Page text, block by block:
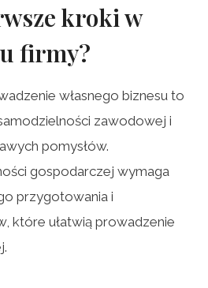
kroki w
firmy?
własnego biznesu to
zawodowej i
pomysłów.
gospodarczej wymaga
przygotowania i
które ułatwią prowadzenie